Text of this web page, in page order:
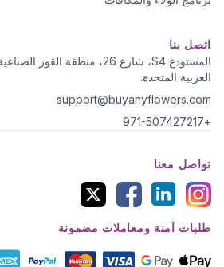
اتصل بنا
العربية المتحدة.
support@buyanyflowers.com
+971-507427217
تواصل معنا
طلبات آمنة ومعاملات مضمونة